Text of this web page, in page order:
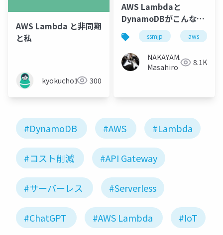
AWS Lambda と非同期
と私
kyokucho1989300
AWS Lambdaと
DynamoDBがこんなに
ツライはずがない
#ssmjp
ssmjp aws
NAKAYAMA
Masahiro
8.1K
#DynamoDB #AWS #Lambda
#コスト削減 #API Gateway
#サーバーレス #Serverless
#ChatGPT #AWS Lambda #IoT